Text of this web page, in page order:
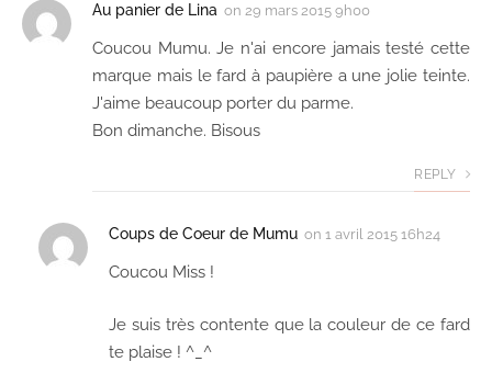
Au panier de Lina on 29 mars 2015 9h00
Coucou Mumu. Je n'ai encore jamais testé cette
marque mais le fard à paupière a une jolie teinte.
J'aime beaucoup porter du parme.
Bon dimanche. Bisous
REPLY
Coups de Coeur de Mumu on 1 avril 2015 16h24
Coucou Miss !
Je suis très contente que la couleur de ce fard
te plaise ! ^_^